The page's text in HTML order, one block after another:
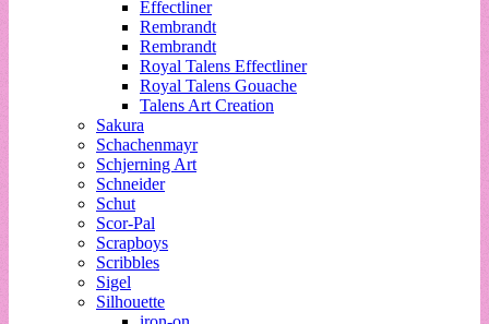
Effectliner
Rembrandt
Rembrandt
Royal Talens Effectliner
Royal Talens Gouache
Talens Art Creation
Sakura
Schachenmayr
Schjerning Art
Schneider
Schut
Scor-Pal
Scrapboys
Scribbles
Sigel
Silhouette